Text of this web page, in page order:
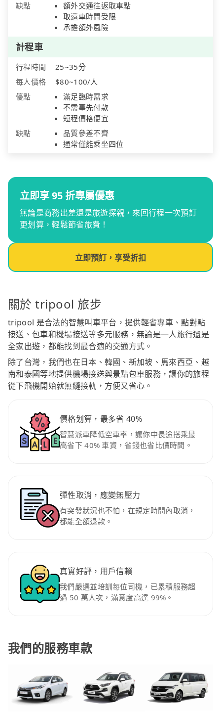
缺點
額外交通往返取車點
取還車時間受限
承擔額外風險
計程車
行程時間
25~35分
每人價格
$80~100/人
優點
滿足臨時需求
不需事先付款
短程價格便宜
缺點
品質參差不齊
通常僅能乘坐四位
立即享 95 折專屬優惠
無論是商務出差還是旅遊探親，來回行程一次預訂
更划算，輕鬆節省旅費！
立即預訂，享受折扣
關於 tripool 旅步
tripool 是合法的智慧叫車平台，提供輕省專車、點對點
接送、包車和機場接送等多元服務，無論是一人旅行還是
全家出遊，都能找到最合適的交通方式。
除了台灣，我們也在日本、韓國、新加坡、馬來西亞、越
南和泰國等地提供機場接送與景點包車服務，讓你的旅程
從下飛機開始就無縫接軌，方便又省心。
價格划算，最多省 40%
智慧派車降低空車率，讓你中長途搭乘最
高省下 40% 車資，省錢也省比價時間。
彈性取消，應變無壓力
有突發狀況也不怕，在規定時間內取消，
都能全額退款。
真實好評，用戶信賴
我們嚴選並培訓每位司機，已累積服務超
過 50 萬人次，滿意度高達 99%。
我們的服務車款